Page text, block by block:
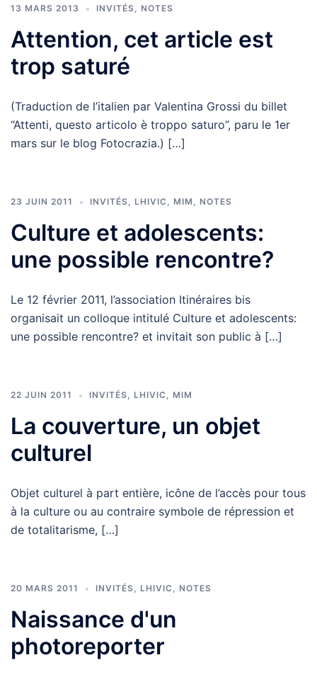
13 MARS 2013 INVITÉS, NOTES
Attention, cet article est
trop saturé
(Traduction de l’italien par Valentina Grossi du billet
“Attenti, questo articolo è troppo saturo”, paru le 1er
mars sur le blog Fotocrazia.) […]
23 JUIN 2011 INVITÉS, LHIVIC , MIM , NOTES
Culture et adolescents:
une possible rencontre?
Le 12 février 2011, l’association Itinéraires bis
organisait un colloque intitulé Culture et adolescents:
une possible rencontre? et invitait son public à […]
22 JUIN 2011 INVITÉS, LHIVIC , MIM
La couverture, un objet
culturel
Objet culturel à part entière, icône de l’accès pour tous
à la culture ou au contraire symbole de répression et
de totalitarisme, […]
20 MARS 2011 INVITÉS, LHIVIC , NOTES
Naissance d'un
photoreporter